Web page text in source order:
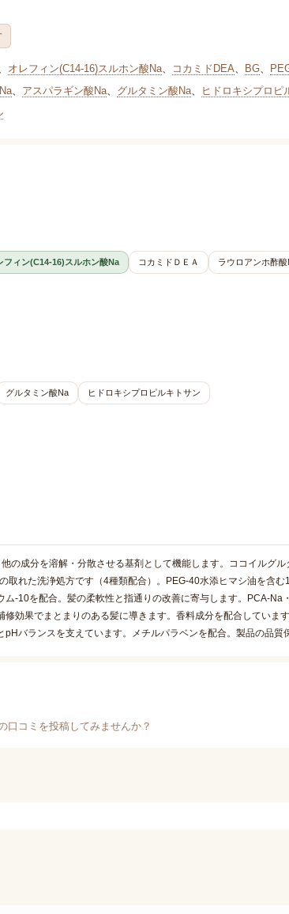
オレフィン(C14-16)スルホン酸Na、 コカミドDEA、 BG、
、 アスパラギン酸Na、 グルタミン酸Na、 ヒドロキシプロピ
フィン(C14-16)スルホン酸Na コカミドＤＥＡ
ラウロアンホ酢酸
グルタミン酸Na
ヒドロキシプロピルキトサン
の成分を溶解・分散させる基剤として機能します。ココイルグ
取れた洗浄処方です（4種類配合）。PEG-40水添ヒマシ油を含
ム-10を配合。髪の柔軟性と指通りの改善に寄与します。PCA-Na
修効果でまとまりのある髪に導きます。香料成分を配合していま
バランスを支えています。メチルパラベンを配合。製品の品質
口コミを投稿してみませんか？